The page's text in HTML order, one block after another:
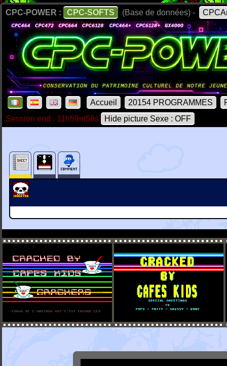
CPC-POWER : CPC-SOFTS (Base de données) -
Accueil 20154 PROGRAMMES
Session end : 11h59m58s
Hide picture Sexe : OFF